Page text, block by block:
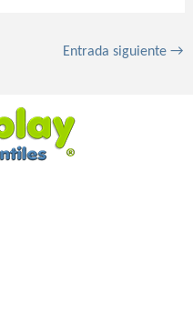
Entrada siguiente→